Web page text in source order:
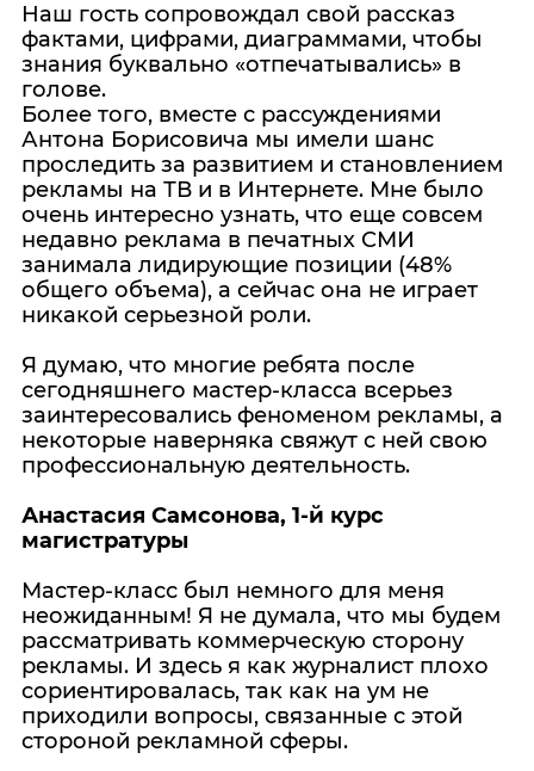
Наш гость сопровождал свой рассказ
фактами, цифрами, диаграммами, чтобы
знания буквально «отпечатывались» в
голове.
Более того, вместе с рассуждениями
Антона Борисовича мы имели шанс
проследить за развитием и становлением
рекламы на ТВ и в Интернете. Мне было
очень интересно узнать, что еще совсем
недавно реклама в печатных СМИ
занимала лидирующие позиции (48%
общего объема), а сейчас она не играет
никакой серьезной роли.
Я думаю, что многие ребята после
сегодняшнего мастер-класса всерьез
заинтересовались феноменом рекламы, а
некоторые наверняка свяжут с ней свою
профессиональную деятельность.
Анастасия Самсонова, 1-й курс
магистратуры
Мастер-класс был немного для меня
неожиданным! Я не думала, что мы будем
рассматривать коммерческую сторону
рекламы. И здесь я как журналист плохо
сориентировалась, так как на ум не
приходили вопросы, связанные с этой
стороной рекламной сферы.